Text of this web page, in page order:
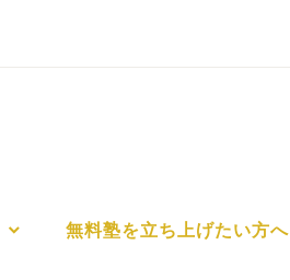
無料塾を立ち上げたい方へ